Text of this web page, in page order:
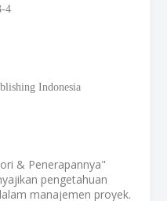
4
Indonesia
& Penerapannya"
pengetahuan
manajemen proyek.